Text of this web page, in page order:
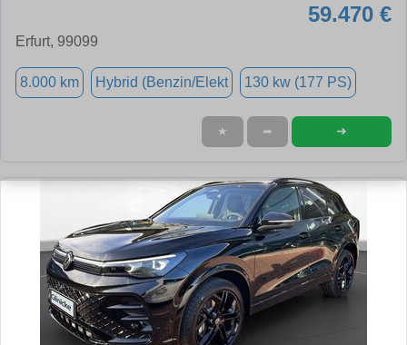
59.470 €
Erfurt, 99099
8.000 km Hybrid (Benzin/Elekt 130 kw (177 PS)
★ ➦ ➜